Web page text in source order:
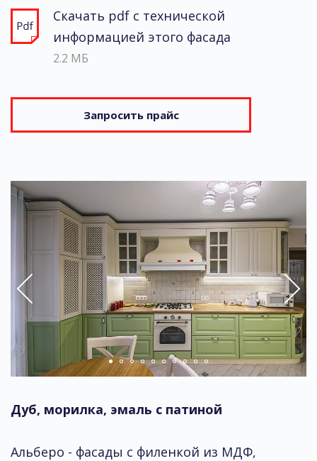
Скачать pdf с технической
информацией этого фасада
2.2 МБ
Запросить прайс
Дуб, морилка, эмаль с патиной
Альберо - фасады с филенкой из МДФ,